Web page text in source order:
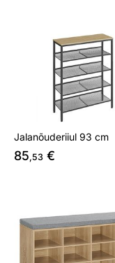
Jalanõuderiiul 93
Otsi
Jalanõuderiiul 93 cm
85,53 €
Jalanõuderiiul /
Otsi